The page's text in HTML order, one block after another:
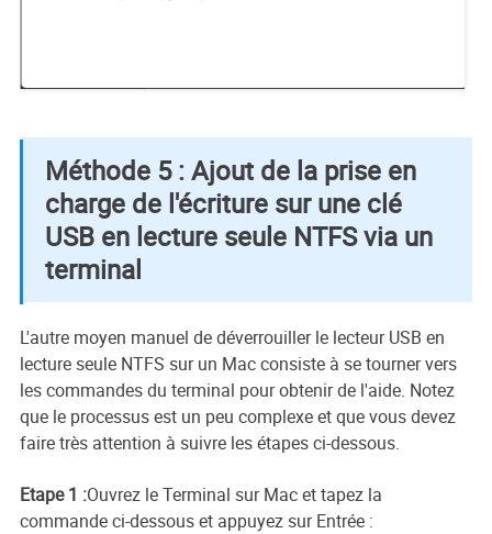
Méthode 5 : Ajout de la prise en
charge de l'écriture sur une clé
USB en lecture seule NTFS via un
terminal
L'autre moyen manuel de déverrouiller le lecteur USB en
lecture seule NTFS sur un Mac consiste à se tourner vers
les commandes du terminal pour obtenir de l'aide. Notez
que le processus est un peu complexe et que vous devez
faire très attention à suivre les étapes ci-dessous.
Etape 1 :Ouvrez le Terminal sur Mac et tapez la
commande ci-dessous et appuyez sur Entrée :